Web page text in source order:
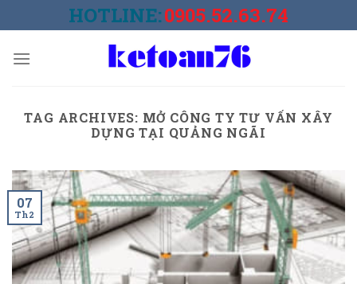
to
HOTLINE:0905.52.63.74
TAG ARCHIVES: MỞ CÔNG TY TƯ VẤN XÂY
DỰNG TẠI QUẢNG NGÃI
07
Th2